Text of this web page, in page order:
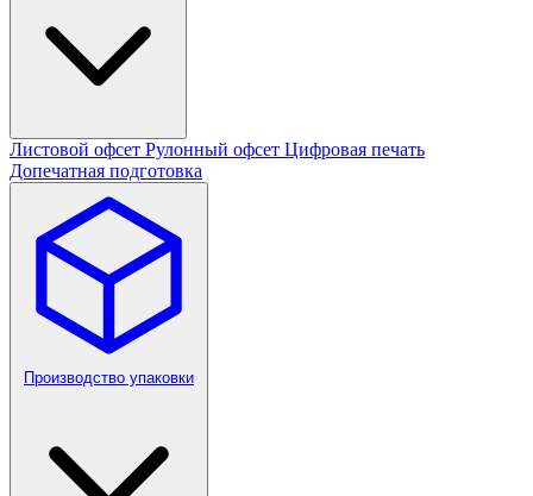
Листовой офсет Рулонный офсет Цифровая печать
Допечатная подготовка
Производство упаковки